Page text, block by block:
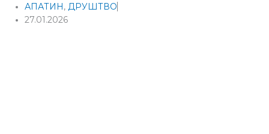
АПАТИН, ДРУШТВО
27.01.2026